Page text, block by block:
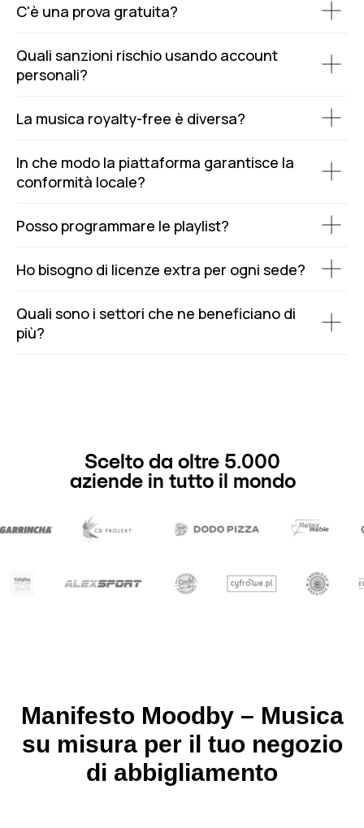
C'è una prova gratuita?
Quali sanzioni rischio usando account
personali?
La musica royalty-free è diversa?
In che modo la piattaforma garantisce la
conformità locale?
Posso programmare le playlist?
Ho bisogno di licenze extra per ogni sede?
Quali sono i settori che ne beneficiano di
più?
Scelto da oltre 5.000
aziende in tutto il mondo
Manifesto Moodby – Musica
su misura per il tuo negozio
di abbigliamento